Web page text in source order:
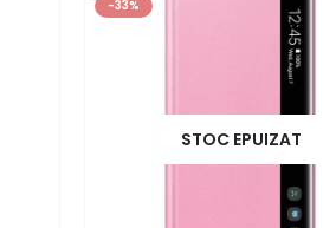
-33%
STOC EPUIZAT